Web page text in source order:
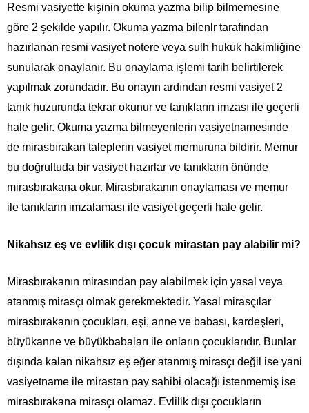
Resmi vasiyette kişinin okuma yazma bilip bilmemesine
göre 2 şekilde yapılır. Okuma yazma bilenlr tarafından
hazırlanan resmi vasiyet notere veya sulh hukuk hakimliğine
sunularak onaylanır. Bu onaylama işlemi tarih belirtilerek
yapılmak zorundadır. Bu onayın ardından resmi vasiyet 2
tanık huzurunda tekrar okunur ve tanıkların imzası ile geçerli
hale gelir. Okuma yazma bilmeyenlerin vasiyetnamesinde
de mirasbırakan taleplerin vasiyet memuruna bildirir. Memur
bu doğrultuda bir vasiyet hazırlar ve tanıkların önünde
mirasbırakana okur. Mirasbırakanın onaylaması ve memur
ile tanıkların imzalaması ile vasiyet geçerli hale gelir.
Nikahsız eş ve evlilik dışı çocuk mirastan pay alabilir mi?
Mirasbırakanın mirasından pay alabilmek için yasal veya
atanmış mirasçı olmak gerekmektedir. Yasal mirasçılar
mirasbırakanın çocukları, eşi, anne ve babası, kardeşleri,
büyükanne ve büyükbabaları ile onların çocuklarıdır. Bunlar
dışında kalan nikahsız eş eğer atanmış mirasçı değil ise yani
vasiyetname ile mirastan pay sahibi olacağı istenmemiş ise
mirasbırakana mirasçı olamaz. Evlilik dışı çocukların